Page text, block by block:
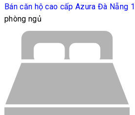
Bán căn hộ cao cấp Azura Đà Nẵng
phòng ngủ